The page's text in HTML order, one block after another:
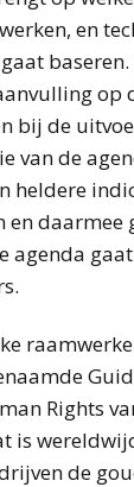
en
op
bij de
van de
heldere
en daarmee
agenda
Rights
is
de